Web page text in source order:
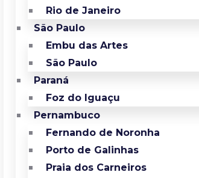
Rio de Janeiro
São Paulo
Embu das Artes
São Paulo
Paraná
Foz do Iguaçu
Pernambuco
Fernando de Noronha
Porto de Galinhas
Praia dos Carneiros